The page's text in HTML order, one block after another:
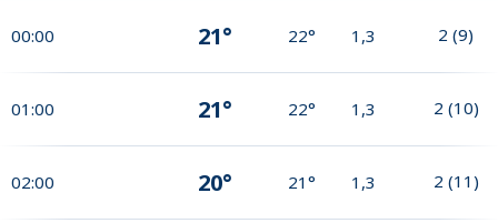
00:00 21° 22° 1,3 2 (9)
01:00 21° 22° 1,3 2 (10)
02:00 20° 21° 1,3 2 (11)